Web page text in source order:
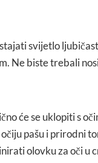
svijetlo
Ne biste trebali
će se uklopiti s
pašu i prirodni
olovku za oči u